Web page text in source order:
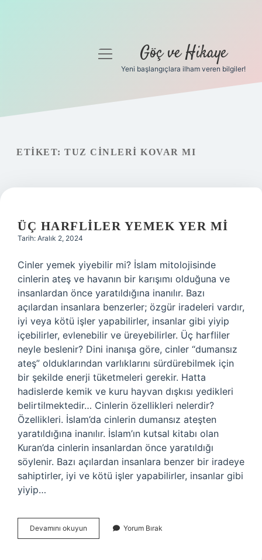
Gizlilik Politikası
menüyü
Göç ve Hikaye
Yeni başlangıçlara ilham veren bilgiler!
ETIKET: TUZ CINLERI KOVAR MI
ÜÇ HARFLILER YEMEK YER MI
Tarih: Aralık 2, 2024
Cinler yemek yiyebilir mi? İslam mitolojisinde
cinlerin ateş ve havanın bir karışımı olduğuna ve
insanlardan önce yaratıldığına inanılır. Bazı
açılardan insanlara benzerler; özgür iradeleri vardır,
iyi veya kötü işler yapabilirler, insanlar gibi yiyip
içebilirler, evlenebilir ve üreyebilirler. Üç harfliler
neyle beslenir? Dini inanışa göre, cinler “dumansız
ateş” olduklarından varlıklarını sürdürebilmek için
bir şekilde enerji tüketmeleri gerekir. Hatta
hadislerde kemik ve kuru hayvan dışkısı yedikleri
belirtilmektedir… Cinlerin özellikleri nelerdir?
Özellikleri. İslam’da cinlerin dumansız ateşten
yaratıldığına inanılır. İslam’ın kutsal kitabı olan
Kuran’da cinlerin insanlardan önce yaratıldığı
söylenir. Bazı açılardan insanlara benzer bir iradeye
sahiptirler, iyi ve kötü işler yapabilirler, insanlar gibi
yiyip…
Devamını okuyun
Harfliler
Yorum Bırak